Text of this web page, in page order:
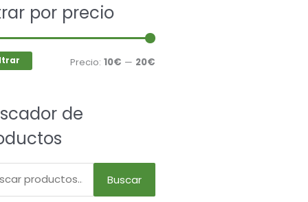
por precio
Precio:10€ — 20€
de
Buscar